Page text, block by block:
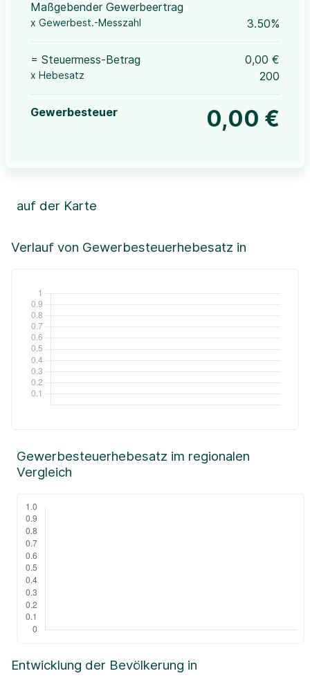
Maßgebender Gewerbeertrag
x Gewerbest.-Messzahl 3.50%
= Steuermess-Betrag 0,00 €
x Hebesatz 200
Gewerbesteuer 0,00 €
Verlauf von Gewerbesteuerhebesatz in
auf der Karte
+
Leaflet|©OpenStreetMap, ©CartoDB,
Entwicklung der Bevölkerung in
Gewerbesteuerhebesatz im regionalen
Vergleich